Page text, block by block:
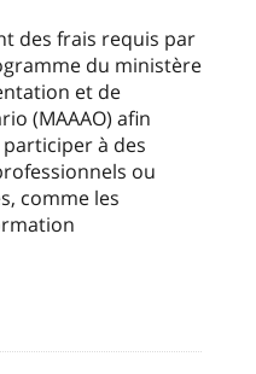
des frais requis par
du ministère
et de
(MAAAO) afin
participer à des
ou
comme les